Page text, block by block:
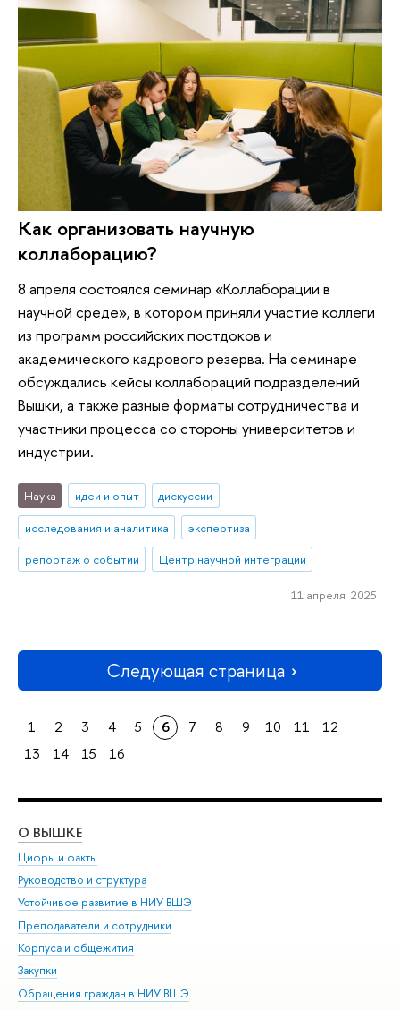
Как организовать научную
коллаборацию?
8 апреля состоялся семинар «Коллаборации в
научной среде», в котором приняли участие коллеги
из программ российских постдоков и
академического кадрового резерва. На семинаре
обсуждались кейсы коллабораций подразделений
Вышки, а также разные форматы сотрудничества и
участники процесса со стороны университетов и
индустрии.
Наука идеи и опыт
дискуссии
исследования и аналитика
экспертиза
репортаж о событии
Центр научной интеграции
11 апреля 2025
Следующая страница
1 2 3 4 5 6 7 8 9 10 11
12
13
14 15 16
О ВЫШКЕ
Цифры и факты
Руководство и структура
Устойчивое развитие в НИУ ВШЭ
Преподаватели и сотрудники
Корпуса и общежития
Закупки
Обращения граждан в НИУ ВШЭ